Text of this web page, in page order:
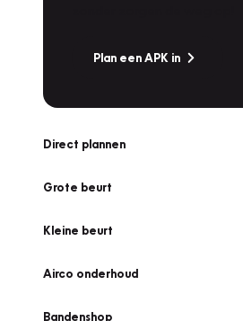
Plan een APK in
Direct plannen
Grote beurt
Kleine beurt
Airco onderhoud
Bandenshop